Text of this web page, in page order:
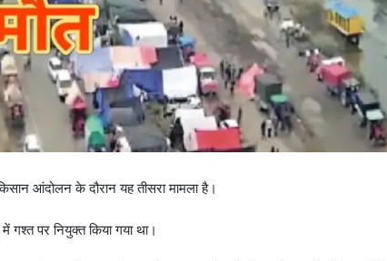
आंदोलन के दौरान यह तीसरा मामला है।
गश्त पर नियुक्त किया गया था।